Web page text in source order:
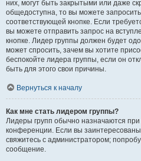
них, могут быть закрытыми или даже
общедоступна, то вы можете
соответствующей кнопке. Если
вы можете отправить запрос на
кнопке. Лидер группы должен будет
может спросить, зачем вы хотите
беспокойте лидера группы, если он
быть для этого свои причины.
Вернуться к началу
Как мне стать лидером группы?
Лидеры групп обычно назначаются
конференции. Если вы
свяжитесь с администратором;
сообщение.